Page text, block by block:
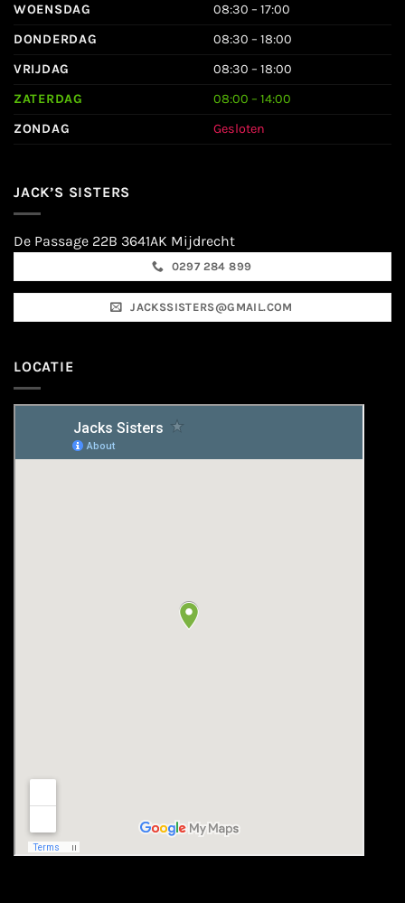
WOENSDAG
08:30 – 17:00
DONDERDAG
08:30 – 18:00
VRIJDAG
08:30 – 18:00
ZATERDAG
08:00 – 14:00
ZONDAG
Gesloten
JACK’S SISTERS
De Passage 22B 3641AK Mijdrecht
0297 284 899
JACKSSISTERS@GMAIL.COM
LOCATIE